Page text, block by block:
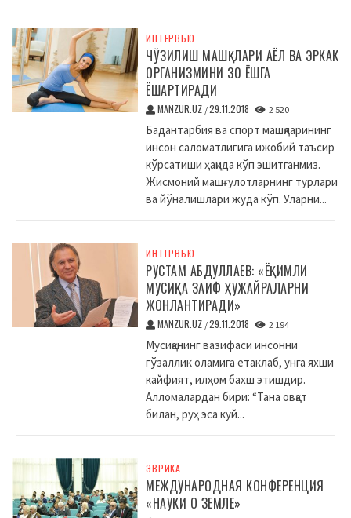
ИНТЕРВЬЮ
ЧЎЗИЛИШ МАШҚЛАРИ АЁЛ ВА ЭРКАК
ОРГАНИЗМИНИ 30 ЁШГА
ЁШАРТИРАДИ
MANZUR.UZ /29.11.2018 2 520
Бадантарбия ва спорт машқларининг
инсон саломатлигига ижобий таъсир
кўрсатиши ҳақида кўп эшитганмиз.
Жисмоний машғулотларнинг турлари
ва йўналишлари жуда кўп. Уларни...
ИНТЕРВЬЮ
РУСТАМ АБДУЛЛАЕВ: «ЁҚИМЛИ
МУСИҚА ЗАИФ ҲУЖАЙРАЛАРНИ
ЖОНЛАНТИРАДИ»
MANZUR.UZ /29.11.2018 2 194
Мусиқанинг вазифаси инсонни
гўзаллик оламига етаклаб, унга яхши
кайфият, илҳом бахш этишдир.
Алломалардан бири: “Тана овқат
билан, руҳ эса куй...
ЭВРИКА
МЕЖДУНАРОДНАЯ КОНФЕРЕНЦИЯ
«НАУКИ О ЗЕМЛЕ»